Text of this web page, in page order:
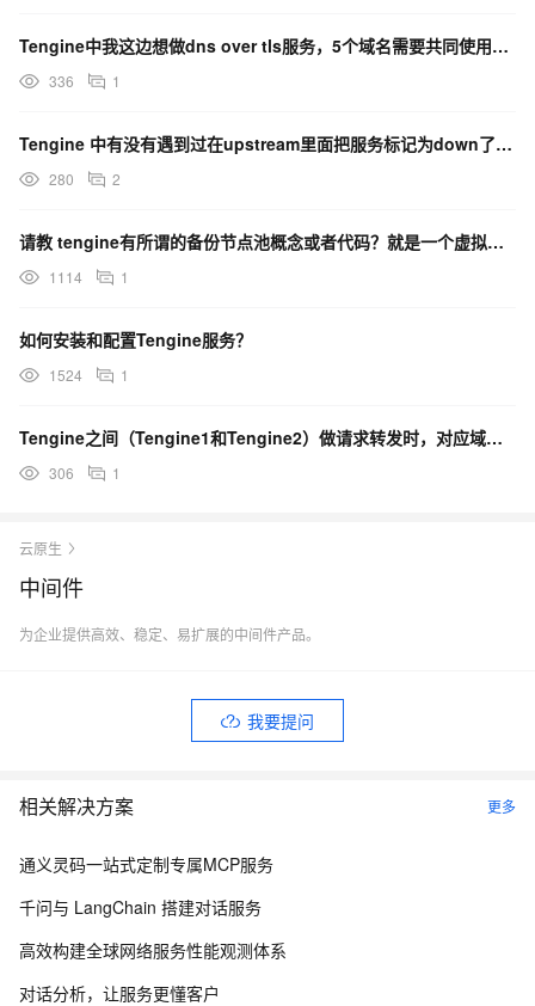
Tengine中我这边想做dns over tls服务，5个域名需要共同使用853端口，怎么办？
336 1
Tengine 中有没有遇到过在upstream里面把服务标记为down了，该怎么解决呢？
280 2
请教 tengine有所谓的备份节点池概念或者代码？就是一个虚拟服务在主节点池中rser全部异常时，
1114 1
如何安装和配置Tengine服务？
1524 1
Tengine之间（Tengine1和Tengine2）做请求转发时，对应域名的相关配置是否得对齐？
306 1
云原生
中间件
为企业提供高效、稳定、易扩展的中间件产品。
我要提问
相关解决方案 更多
通义灵码一站式定制专属MCP服务
千问与 LangChain 搭建对话服务
高效构建全球网络服务性能观测体系
对话分析，让服务更懂客户